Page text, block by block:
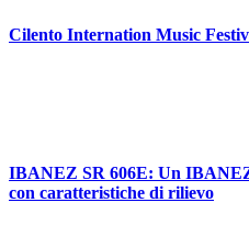
Cilento Internation Music
IBANEZ SR 606E: Un
con caratteristiche di rilievo